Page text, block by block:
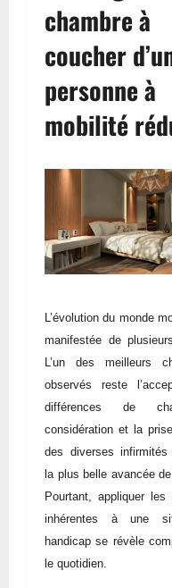
chambre à
coucher
personne à
mobilité
L’évolution du monde
manifestée de
L’un des meilleurs
observés reste
différences de
considération et la
des diverses infirmités
la plus belle avancée de
Pourtant, appliquer les
inhérentes à une
handicap se révèle
le quotidien.